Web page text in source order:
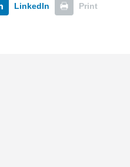
LinkedIn Print